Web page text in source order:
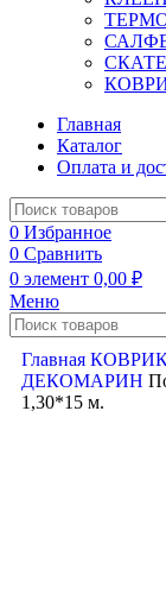
Главная
Каталог
Оплата и
0 Избранное
0 Сравнить
0 элемент 0,00 ₽
Меню
Главная
ДЕКОМАРИН
1,30*15 м.